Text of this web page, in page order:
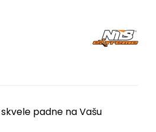
padne na Vašu